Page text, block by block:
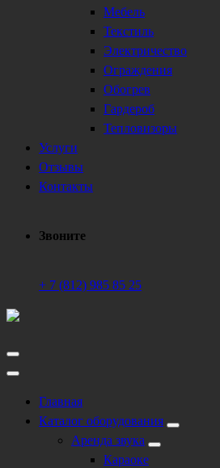
Мебель
Текстиль
Электричество
Ограждения
Обогрев
Гардероб
Тепловизоры
Услуги
Отзывы
Контакты
Звоните
+ 7 (812) 985 85 25
Техническое обеспечение мероприятий
Главная
Каталог оборудования
Аренда звука
Караоке